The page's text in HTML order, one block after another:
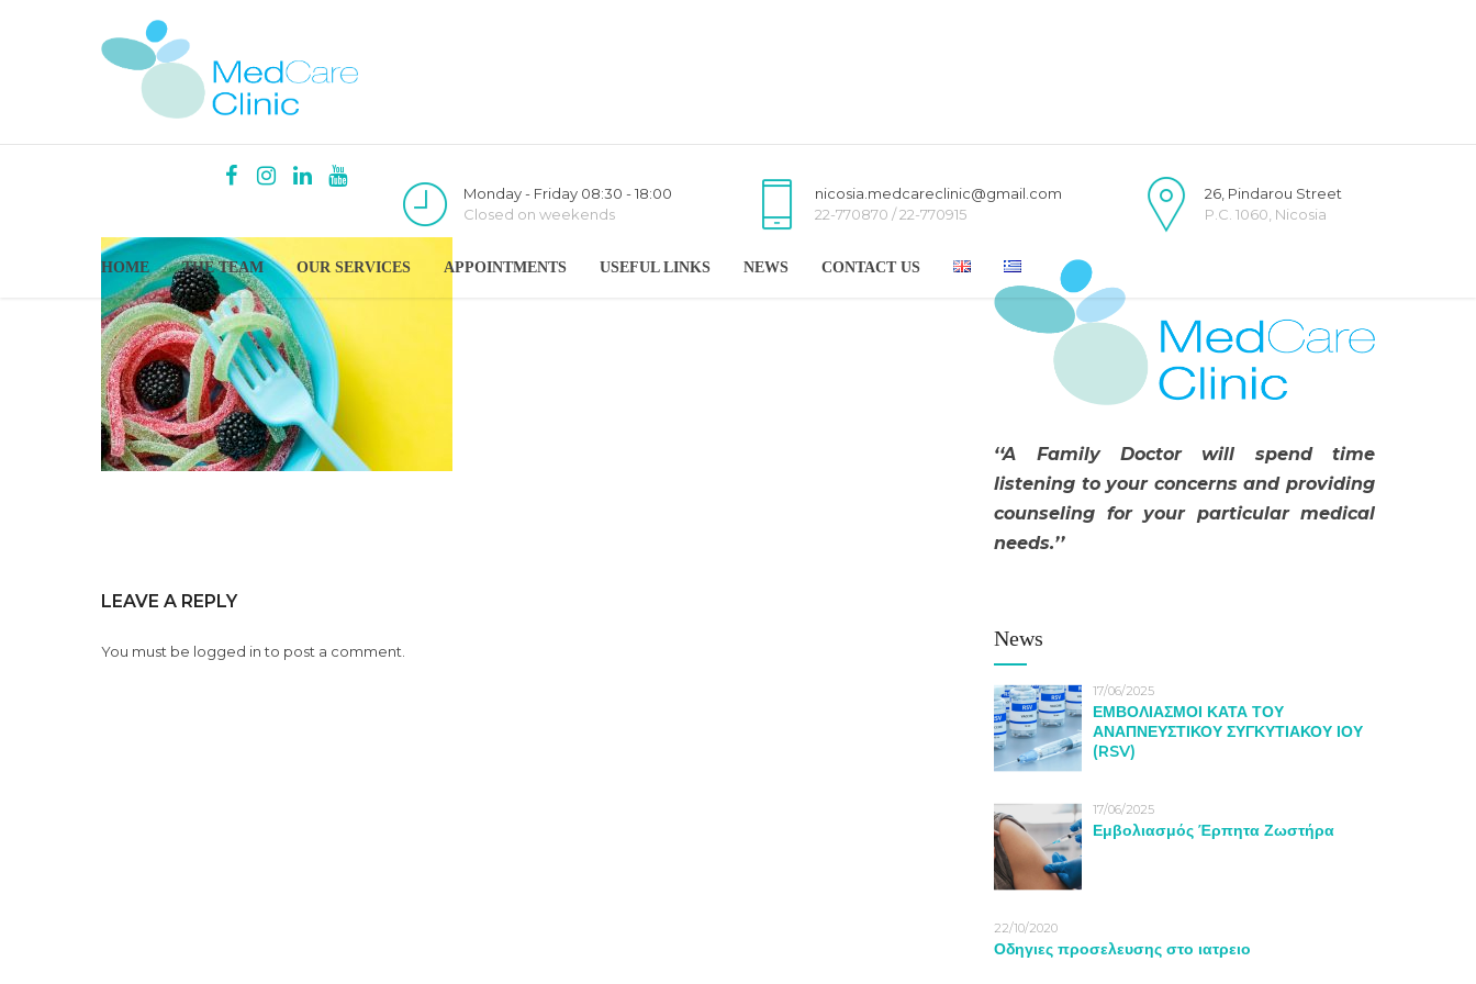
Monday - Friday 08:30 - 18:00
Closed on weekends
nicosia.medcareclinic@gmail.com
22-770870 / 22-770915
26, Pindarou Street
P.C. 1060, Nicosia
HOME THE TEAM OUR SERVICES APPOINTMENTS USEFUL LINKS NEWS CONTACT US
LEAVE A REPLY
You must be logged into post a comment.
‘‘A Family Doctor will spend time
listening to your concerns and providing
counseling for your particular medical
needs.’’
News
17/06/2025
ΕΜΒΟΛΙΑΣΜΟΙ ΚΑΤΑ ΤΟΥ
ΑΝΑΠΝΕΥΣΤΙΚΟΥ ΣΥΓΚΥΤΙΑΚΟΥ ΙΟΥ
(RSV)
17/06/2025
Εμβολιασμός Έρπητα Ζωστήρα
22/10/2020
Οδηγιες προσελευσης στο ιατρειο